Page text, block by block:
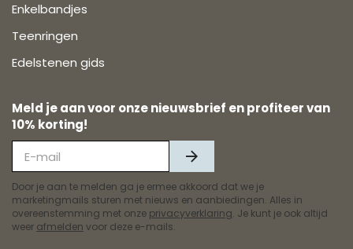
Enkelbandjes
Teenringen
Edelstenen gids
Meld je aan voor onze nieuwsbrief en profiteer van
10% korting!
Door je aan te melden ga je ermee akkoord dat we je
marketingmails sturen met nieuws en aanbiedingen. Alles in
overeenstemming met onze privacyverklaring. Je kunt je ook altijd
weer afmelden voor deze e-mails.